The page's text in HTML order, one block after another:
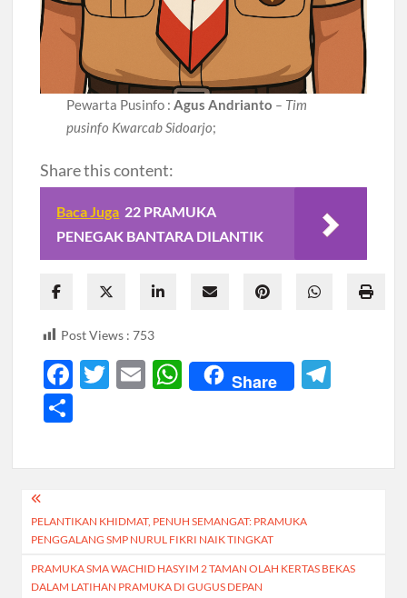
Pewarta Pusinfo :Agus Andrianto – Tim
pusinfo Kwarcab Sidoarjo;
Share this content:
Baca Juga 22 PRAMUKA
PENEGAK BANTARA DILANTIK
Post Views : 753
F
b
o
k
T
er
E
W
s
p
p
Share
gr
ar
Navigasi
pos
PELANTIKAN KHIDMAT, PENUH SEMANGAT: PRAMUKA
PENGGALANG SMP NURUL FIKRI NAIK TINGKAT
PRAMUKA SMA WACHID HASYIM 2 TAMAN OLAH KERTAS BEKAS
DALAM LATIHAN PRAMUKA DI GUGUS DEPAN